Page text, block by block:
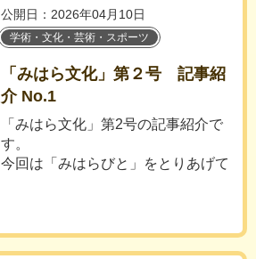
公開日：2026年04月10日
学術・文化・芸術・スポーツ
「みはら文化」第２号 記事紹
介 No.1
「みはら文化」第2号の記事紹介で
す。
今回は「みはらびと」をとりあげて